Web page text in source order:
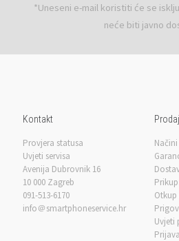
*Uneseni e-mail koristiti će se
neće biti javno
Kontakt
Provjera statusa
Uvjeti servisa
Avenija Dubrovnik 16
10 000 Zagreb
091-513-6170
info＠smartphoneservice.hr
Uvjeti